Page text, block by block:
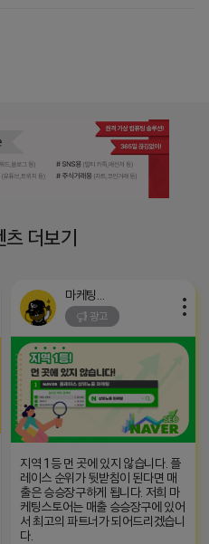
더보기
광고
지역 1등 먼 곳에 있지 않습니다. 플
레이스 순위가 뒷받침이 된다면 매
출은 승승장구하게 됩니다. 저희 마
케팅스토어는 매출 승승장구에 있어
서 최고의 파트너가 되어드리겠습니
다.